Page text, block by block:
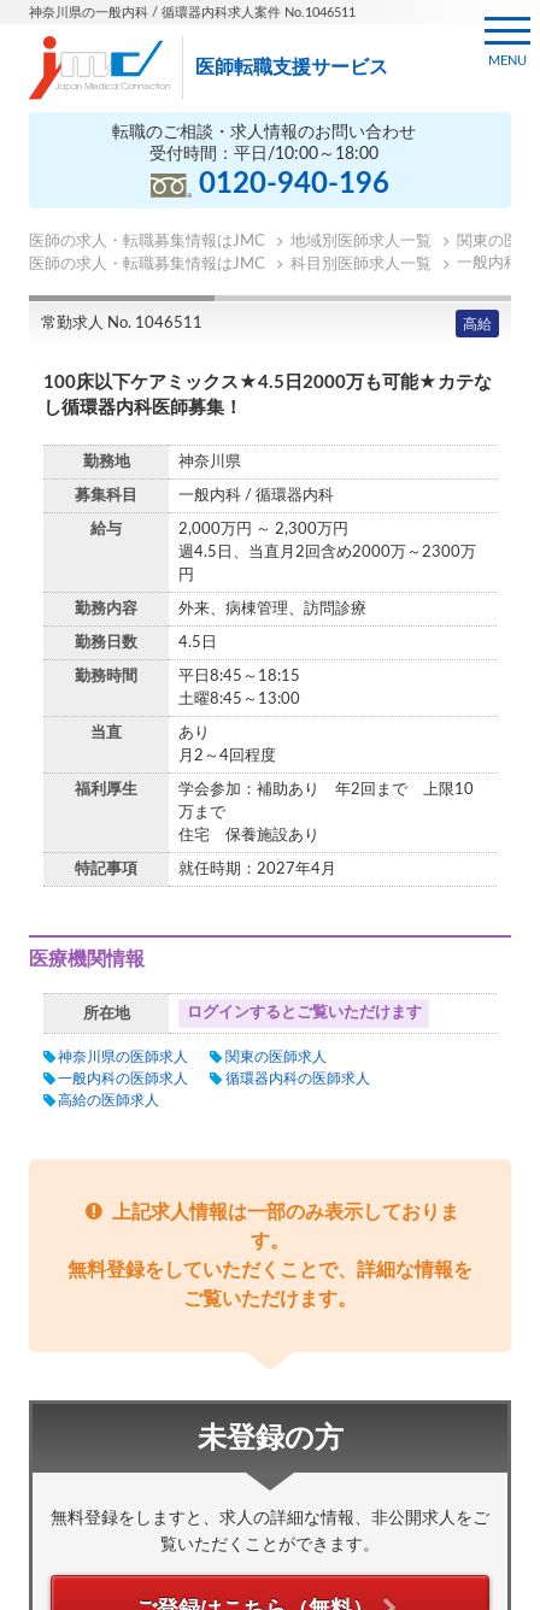
神奈川県の一般内科 / 循環器内科求人案件 No.1046511
医師転職支援サービス
転職のご相談・求人情報のお問い合わせ
受付時間：平日/10:00～18:00
0120-940-196
MENU
医師の求人・転職募集情報はJMC 地域別医師求人一覧
関東の医師
医師の求人・転職募集情報はJMC
科目別医師求人一覧 一般内科の
常勤求人 No. 1046511 高給
100床以下ケアミックス★4.5日2000万も可能★カテな
し循環器内科医師募集！
勤務地 神奈川県
募集科目 一般内科 / 循環器内科
給与
2,000万円 ～ 2,300万円
週4.5日、当直月2回含め2000万～2300万
円
勤務内容 外来、病棟管理、訪問診療
勤務日数 4.5日
勤務時間
平日8:45～18:15
土曜8:45～13:00
当直
あり
月2～4回程度
福利厚生
学会参加：補助あり 年2回まで 上限10
万まで
住宅 保養施設あり
特記事項 就任時期：2027年4月
医療機関情報
所在地 ログインするとご覧いただけます
神奈川県の医師求人
関東の医師求人
一般内科の医師求人
循環器内科の医師求人
高給の医師求人
上記求人情報は一部のみ表示しておりま
す。
無料登録をしていただくことで、詳細な情報を
ご覧いただけます。
未登録の方
無料登録をしますと、求人の詳細な情報、非公開求人をご
覧いただくことができます。